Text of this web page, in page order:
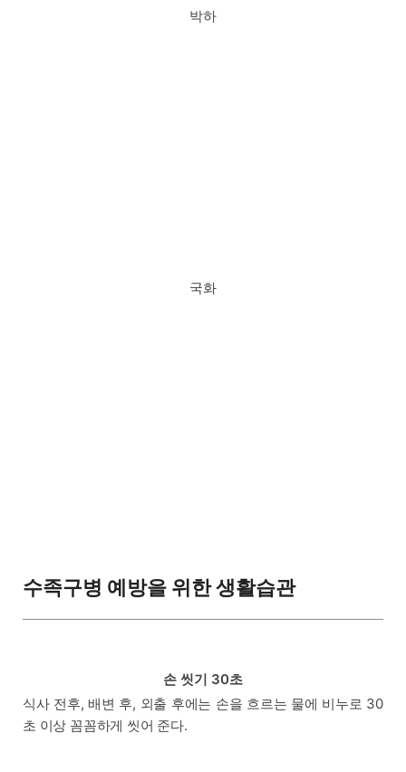
박하
국화
수족구병 예방을 위한 생활습관
손 씻기 30초
식사 전후, 배변 후, 외출 후에는 손을 흐르는 물에 비누로 30
초 이상 꼼꼼하게 씻어 준다.